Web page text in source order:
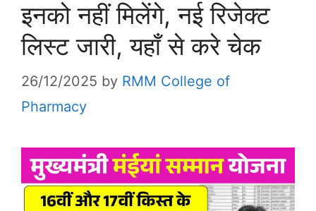
इनको नहीं मिलेंगे, नई रिजेक्ट
लिस्ट जारी, यहाँ से करे चेक
26/12/2025 by RMM College of
Pharmacy